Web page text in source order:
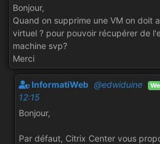
Bonjour,
Quand on supprime une VM on doit
virtuel ? pour pouvoir récupérer de
machine svp?
Merci
InformatiWeb @edwiduine
12:15
Bonjour,
Par défaut, Citrix Center vous